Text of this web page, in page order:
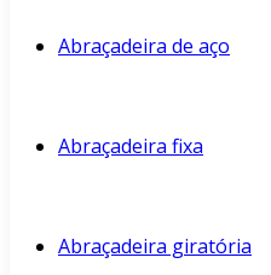
Abraçadeira de aço
Abraçadeira fixa
Abraçadeira giratória